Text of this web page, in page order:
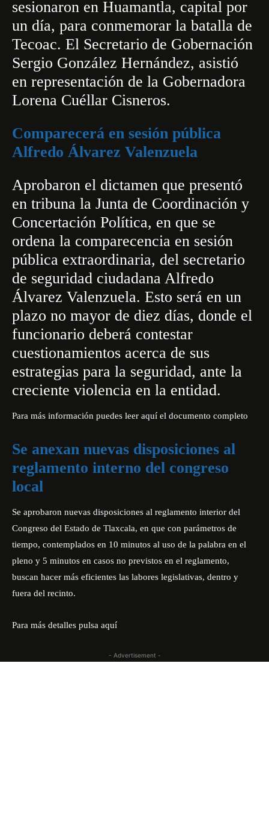
sesionaron en Huamantla, capital por
un día, para conmemorar la batalla de
Tecoac. El Secretario de Gobernación
Sergio González Hernández, asistió
en representación de la Gobernadora
Lorena Cuéllar Cisneros.
Comparecerá en sesión pública
Alfredo Álvarez Valenzuela
Aprobaron el dictamen que presentó
en tribuna la Junta de Coordinación y
Concertación Política, en que se
ordena la comparecencia en sesión
pública extraordinaria, del secretario
de seguridad ciudadana Alfredo
Álvarez Valenzuela. Esto será en un
plazo no mayor de diez días, donde el
funcionario deberá contestar
cuestionamientos acerca de sus
estrategias para la seguridad, ante la
creciente violencia en la entidad.
Para más información puedes leer aquí el documento completo
Se anexan nuevas disposiciones al
reglamento interno del congreso
local
Se aprobaron nuevas disposiciones al reglamento interior del
Congreso del Estado de Tlaxcala, en que con parámetros de
tiempo, contemplados en 10 minutos al uso de la palabra en el
pleno y 5 minutos en casos no previstos en el reglamento,
buscan hacer más eficientes las labores legislativas, dentro y
fuera del recinto.
Para más detalles pulsa aquí
- Advertisement -